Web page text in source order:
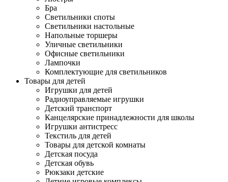
Бра
Светильники споты
Светильники настольные
Напольные торшеры
Уличные светильники
Офисные светильники
Лампочки
Комплектующие для светильников
Товары для детей
Игрушки для детей
Радиоуправляемые игрушки
Детский транспорт
Канцелярские принадлежности для школы
Игрушки антистресс
Текстиль для детей
Товары для детской комнаты
Детская посуда
Детская обувь
Рюкзаки детские